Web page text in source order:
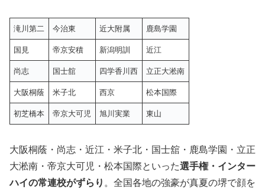
滝川第二 今治東 近大附属 鹿島学園
国見 帝京安積 新潟明訓 近江
尚志 国士舘 四学香川西 立正大淞南
大阪桐蔭 米子北 西京 松本国際
初芝橋本 帝京大可児 旭川実業 東山
大阪桐蔭・尚志・近江・米子北・国士舘・鹿島学園・立正
大淞南・帝京大可児・松本国際といった選手権・インター
ハイの常連校がずらり 。全国各地の強豪が真夏の堺で顔を